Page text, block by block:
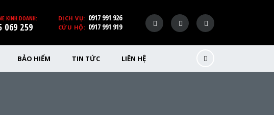
DỊCH VỤ: 0917 991 926
CỨU HỘ: 0917 991 919
KINH DOANH:
069 259
BẢO HIỂM TIN TỨC LIÊN HỆ